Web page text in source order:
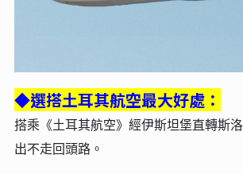
◆選搭土耳其航空最大好處：
搭乘《土耳其航空》經伊斯坦堡直轉斯
出不走回頭路。